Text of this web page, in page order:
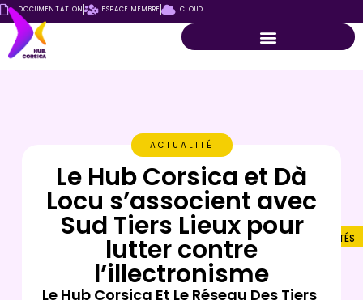
DOCUMENTATION ESPACE MEMBRE CLOUD
ACTUALITÉS
ACTUALITÉ
Le Hub Corsica et Dà
Locu s’associent avec
Sud Tiers Lieux pour
lutter contre
l’illectronisme
Le Hub Corsica Et Le Réseau Des Tiers